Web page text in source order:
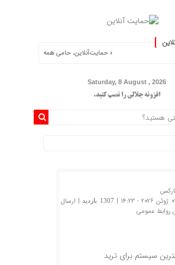
« حمایت‌آنلاین، حامی همه مردم ایران »
Saturday, 8 August , 2026
افزونه جلالی را نصب کنید.
1307 بازدید
| ارسال
روابط عمومی
سیستم برای ترید